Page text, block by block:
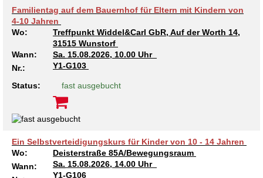
Familientag auf dem Bauernhof für Eltern mit Kindern von
4-10 Jahren
Wo:
Treffpunkt Widdel&Carl GbR, Auf der Worth 14,
31515 Wunstorf
Wann:
Sa. 15.08.2026, 10.00 Uhr
Nr.:
Y1-G103
Status: fast ausgebucht
Ein Selbstverteidigungskurs für Kinder von 10 - 14 Jahren
Wo:
Deisterstraße 85A/Bewegungsraum
Wann:
Sa. 15.08.2026, 14.00 Uhr
Y1-G106